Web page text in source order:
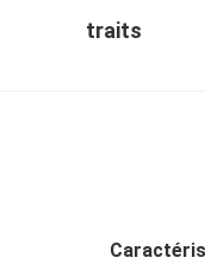
traits